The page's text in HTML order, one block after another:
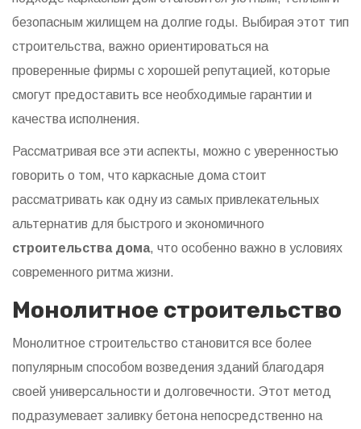
безопасным жилищем на долгие годы. Выбирая этот тип
строительства, важно ориентироваться на
проверенные фирмы с хорошей репутацией, которые
смогут предоставить все необходимые гарантии и
качества исполнения.
Рассматривая все эти аспекты, можно с уверенностью
говорить о том, что каркасные дома стоит
рассматривать как одну из самых привлекательных
альтернатив для быстрого и экономичного
строительства дома, что особенно важно в условиях
современного ритма жизни.
Монолитное строительство
Монолитное строительство становится все более
популярным способом возведения зданий благодаря
своей универсальности и долговечности. Этот метод
подразумевает заливку бетона непосредственно на